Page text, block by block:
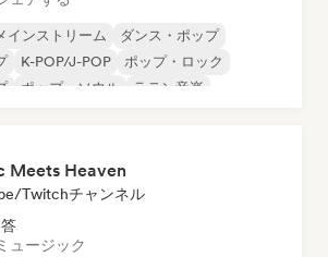
インストリーム
ダンス・ポップ
K-POP/J-POP
ポップ・ロック
ポップ・ソウル ラテン音楽
Meets Heaven
Twitchチャンネル
ュージック